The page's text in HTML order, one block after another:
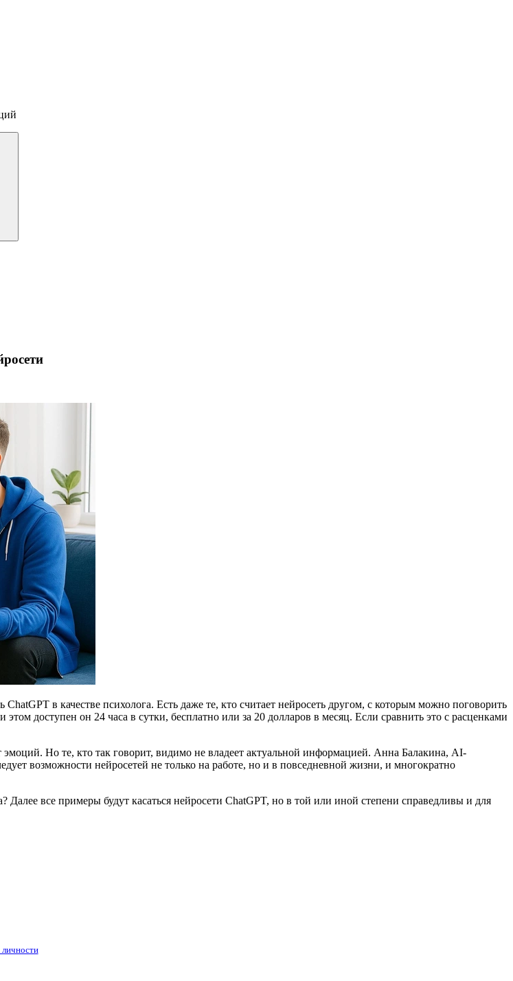
в качестве психолога. Есть даже те, кто считает нейросеть другом, с которым можно поговорить
доступен он 24 часа в сутки, бесплатно или за 20 долларов в месяц. Если сравнить это с расценками
Но те, кто так говорит, видимо не владеет актуальной информацией. Анна Балакина, AI-
возможности нейросетей не только на работе, но и в повседневной жизни, и многократно
все примеры будут касаться нейросети ChatGPT, но в той или иной степени справедливы и для